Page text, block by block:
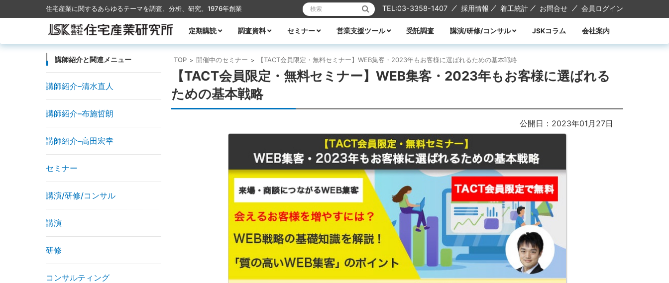
住宅産業に関するあらゆるテーマを調査、分析、研究。1976年創業 検索: TEL:03-3358-1407 採用情報 着工統計 お問合せ 会員ログイン
コンテンツに移動
定期購読
調査資料 セミナー 営業支援ツール 受託調査 講演/研修/コンサル JSKコラム 会社案内
TOP > 開催中のセミナー > 【TACT会員限定・無料セミナー】WEB集客・2023年もお客様に選ばれるための基本戦略
【TACT会員限定・無料セミナー】WEB集客・2023年もお客様に選ばれる
ための基本戦略
公開日：2023年01月27日
講師紹介と関連メニュー
講師紹介–清水直人
講師紹介–布施哲朗
講師紹介–高田宏幸
セミナー
講演/研修/コンサル
講演
研修
コンサルティング